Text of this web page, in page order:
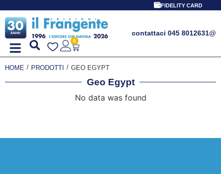
FIDELITY CARD
contattaci 045 8012631@
0
HOME / PRODOTTI / GEO EGYPT
Geo Egypt
No data was found